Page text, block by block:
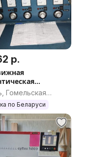
р.
(для
стыков
швов) «РТ 50-6»
Гомельская
по Беларуси